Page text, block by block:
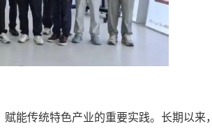
能传统特色产业的重要实践。长期以来，